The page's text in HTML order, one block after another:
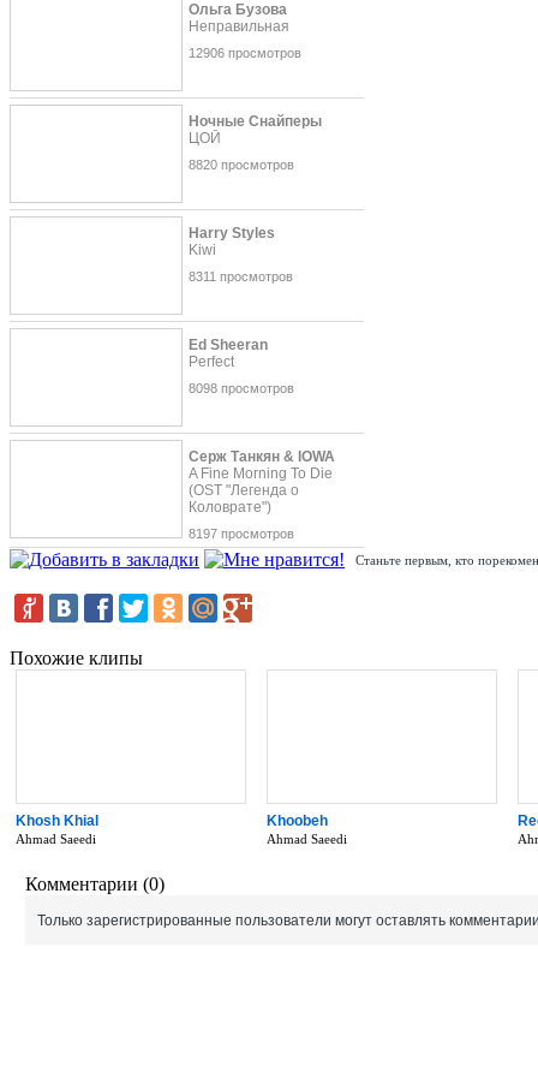
Ольга Бузова
Неправильная
12906 просмотров
Ночные Снайперы
ЦОЙ
8820 просмотров
Harry Styles
Kiwi
8311 просмотров
Ed Sheeran
Perfect
8098 просмотров
Серж Танкян & IOWA
A Fine Morning To Die
(OST "Легенда о
Коловрате")
8197 просмотров
Станьте первым, кто
Похожие клипы
Khosh Khial
Ahmad Saeedi
Khoobeh
Ahmad Saeedi
Комментарии (0)
Только зарегистрированные пользователи могут оставлять